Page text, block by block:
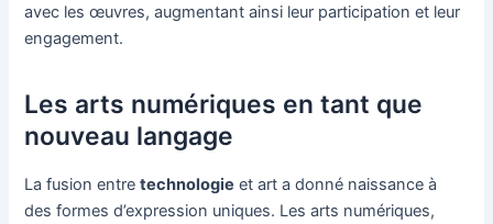
avec les œuvres, augmentant ainsi leur participation et leur
engagement.
Les arts numériques en tant que
nouveau langage
La fusion entretechnologie et art a donné naissance à
des formes d’expression uniques. Les arts numériques,